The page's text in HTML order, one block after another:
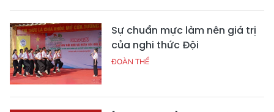
Sự chuẩn mực làm nên giá trị
của nghi thức Đội
ĐOÀN THỂ